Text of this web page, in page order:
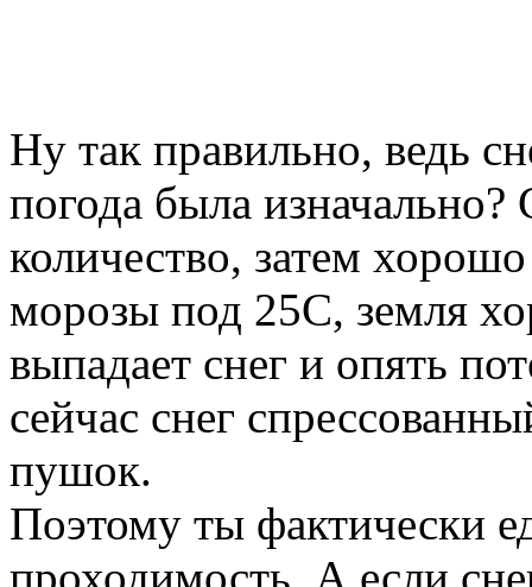
Ну так правильно, ведь
погода была
количество, затем
морозы под 25С, земля
выпадает снег и опять
сейчас снег
пушок.
Поэтому ты фактически
проходимость. А если